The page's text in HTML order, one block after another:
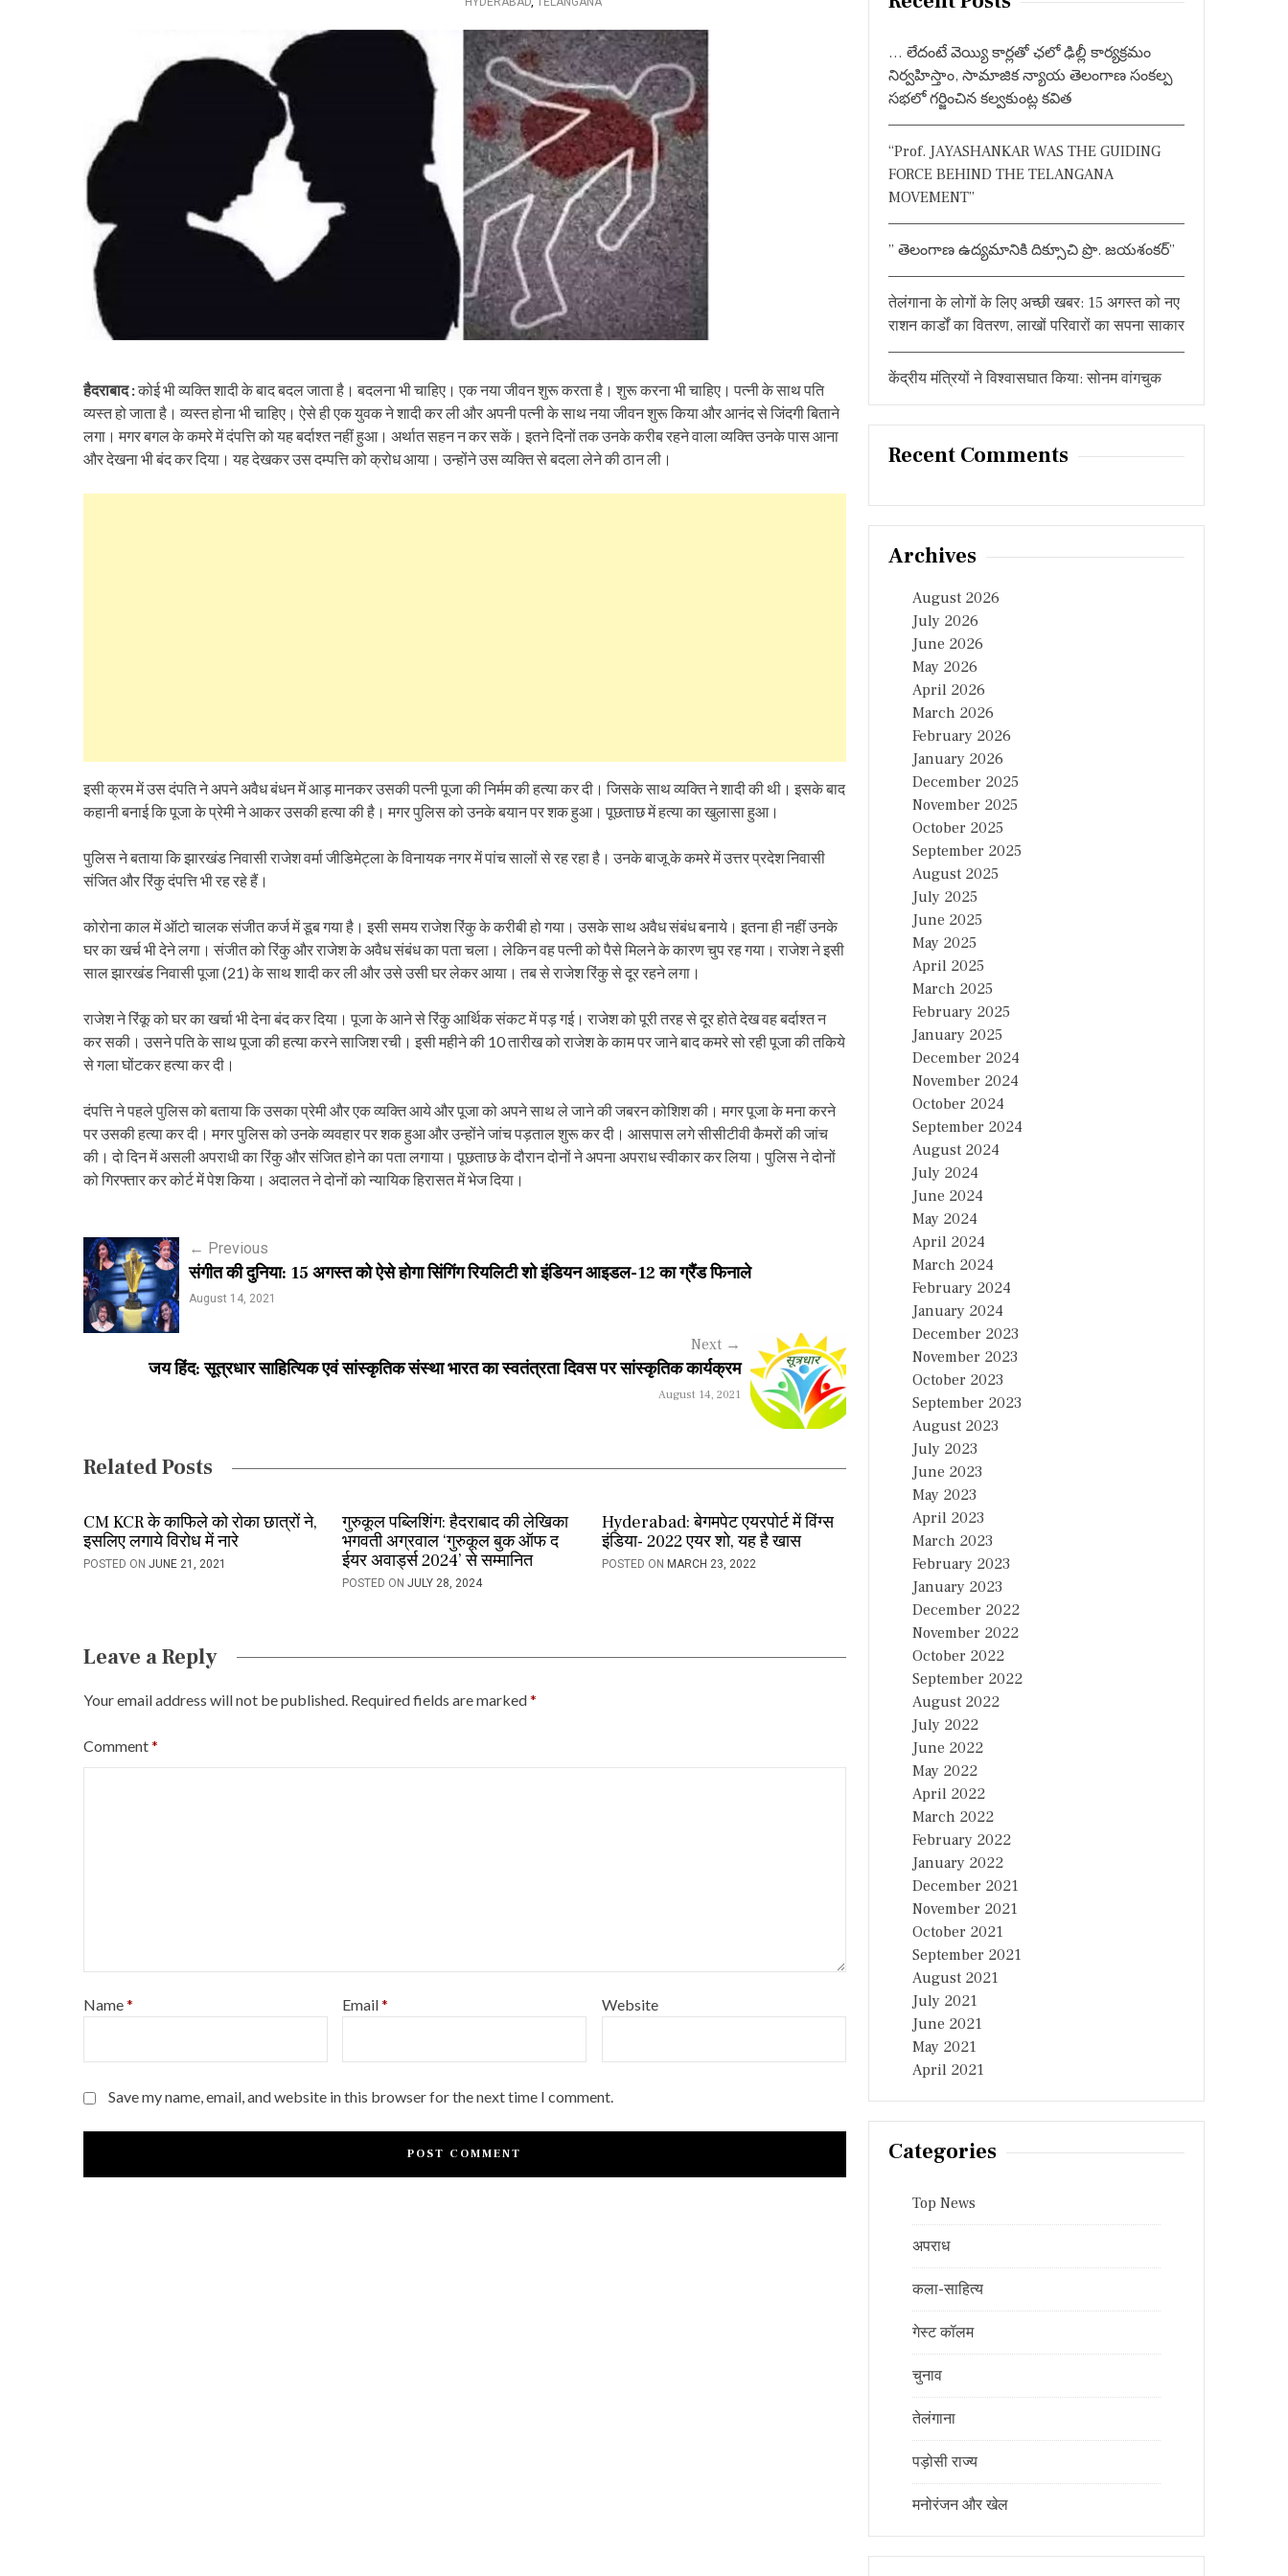
हैदराबाद :कोई भी व्यक्ति शादी के बाद बदल जाता है। बदलना भी चाहिए। एक नया जीवन शुरू करता है। शुरू करना भी चाहिए। पत्नी के साथ पति
व्यस्त हो जाता है। व्यस्त होना भी चाहिए। ऐसे ही एक युवक ने शादी कर ली और अपनी पत्नी के साथ नया जीवन शुरू किया और आनंद से जिंदगी बिताने
लगा। मगर बगल के कमरे में दंपत्ति को यह बर्दाश्त नहीं हुआ। अर्थात सहन न कर सकें। इतने दिनों तक उनके करीब रहने वाला व्यक्ति उनके पास आना
और देखना भी बंद कर दिया। यह देखकर उस दम्पत्ति को क्रोध आया। उन्होंने उस व्यक्ति से बदला लेने की ठान ली।
इसी क्रम में उस दंपति ने अपने अवैध बंधन में आड़ मानकर उसकी पत्नी पूजा की निर्मम की हत्या कर दी। जिसके साथ व्यक्ति ने शादी की थी। इसके बाद
कहानी बनाई कि पूजा के प्रेमी ने आकर उसकी हत्या की है। मगर पुलिस को उनके बयान पर शक हुआ। पूछताछ में हत्या का खुलासा हुआ।
पुलिस ने बताया कि झारखंड निवासी राजेश वर्मा जीडिमेट्ला के विनायक नगर में पांच सालों से रह रहा है। उनके बाजू के कमरे में उत्तर प्रदेश निवासी
संजित और रिंकु दंपत्ति भी रह रहे हैं।
कोरोना काल में ऑटो चालक संजीत कर्ज में डूब गया है। इसी समय राजेश रिंकु के करीबी हो गया। उसके साथ अवैध संबंध बनाये। इतना ही नहीं उनके
घर का खर्च भी देने लगा। संजीत को रिंकु और राजेश के अवैध संबंध का पता चला। लेकिन वह पत्नी को पैसे मिलने के कारण चुप रह गया। राजेश ने इसी
साल झारखंड निवासी पूजा (21) के साथ शादी कर ली और उसे उसी घर लेकर आया। तब से राजेश रिंकु से दूर रहने लगा।
राजेश ने रिंकू को घर का खर्चा भी देना बंद कर दिया। पूजा के आने से रिंकु आर्थिक संकट में पड़ गई। राजेश को पूरी तरह से दूर होते देख वह बर्दाश्त न
कर सकी। उसने पति के साथ पूजा की हत्या करने साजिश रची। इसी महीने की 10 तारीख को राजेश के काम पर जाने बाद कमरे सो रही पूजा की तकिये
से गला घोंटकर हत्या कर दी।
दंपत्ति ने पहले पुलिस को बताया कि उसका प्रेमी और एक व्यक्ति आये और पूजा को अपने साथ ले जाने की जबरन कोशिश की। मगर पूजा के मना करने
पर उसकी हत्या कर दी। मगर पुलिस को उनके व्यवहार पर शक हुआ और उन्होंने जांच पड़ताल शुरू कर दी। आसपास लगे सीसीटीवी कैमरों की जांच
की। दो दिन में असली अपराधी का रिंकु और संजित होने का पता लगाया। पूछताछ के दौरान दोनों ने अपना अपराध स्वीकार कर लिया। पुलिस ने दोनों
को गिरफ्तार कर कोर्ट में पेश किया। अदालत ने दोनों को न्यायिक हिरासत में भेज दिया।
P
o
s
v
g
a
o
n
← Previous
संगीत की दुनिया: 15 अगस्त को ऐसे होगा सिंगिंग रियलिटी शो इंडियन आइडल-12 का ग्रैंड फिनाले
August 14, 2021
Next →
जय हिंद: सूत्रधार साहित्यिक एवं सांस्कृतिक संस्था भारत का स्वतंत्रता दिवस पर सांस्कृतिक कार्यक्रम
August 14, 2021
Related Posts
CM KCR के काफिले को रोका छात्रों ने,
इसलिए लगाये विरोध में नारे
POSTED ON JUNE 21, 2021
गुरुकूल पब्लिशिंग: हैदराबाद की लेखिका
भगवती अग्रवाल ‘गुरुकूल बुक ऑफ द
ईयर अवार्ड्स 2024’ से सम्मानित
POSTED ONJULY 28, 2024
Hyderabad: बेगमपेट एयरपोर्ट में विंग्स
इंडिया- 2022 एयर शो, यह है खास
POSTED ON MARCH 23, 2022
Leave a Reply
Your email address will not be published. Required fields are marked*
Comment*
Name* Email* Website
Save my name, email, and website in this browser for the next time I comment.
… లేదంటే వెయ్యి కార్లతో ఛలో ఢిల్లీ కార్యక్రమం
నిర్వహిస్తాం, సామాజిక న్యాయ తెలంగాణ సంకల్ప
సభలో గర్జించిన కల్వకుంట్ల కవిత
“Prof. JAYASHANKAR WAS THE GUIDING
FORCE BEHIND THE TELANGANA
MOVEMENT”
” తెలంగాణ ఉద్యమానికి దిక్సూచి ప్రొ. జయశంకర్”
तेलंगाना के लोगों के लिए अच्छी खबर: 15 अगस्त को नए
राशन कार्डों का वितरण, लाखों परिवारों का सपना साकार
केंद्रीय मंत्रियों ने विश्वासघात किया: सोनम वांगचुक
Recent Comments
Archives
August 2026
July 2026
June 2026
May 2026
April 2026
March 2026
February 2026
January 2026
December 2025
November 2025
October 2025
September 2025
August 2025
July 2025
June 2025
May 2025
April 2025
March 2025
February 2025
January 2025
December 2024
November 2024
October 2024
September 2024
August 2024
July 2024
June 2024
May 2024
April 2024
March 2024
February 2024
January 2024
December 2023
November 2023
October 2023
September 2023
August 2023
July 2023
June 2023
May 2023
April 2023
March 2023
February 2023
January 2023
December 2022
November 2022
October 2022
September 2022
August 2022
July 2022
June 2022
May 2022
April 2022
March 2022
February 2022
January 2022
December 2021
November 2021
October 2021
September 2021
August 2021
July 2021
June 2021
May 2021
April 2021
Categories
Top News
अपराध
कला-साहित्य
गेस्ट कॉलम
चुनाव
तेलंगाना
पड़ोसी राज्य
मनोरंजन और खेल